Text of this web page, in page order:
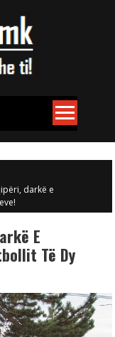
darkë e
E
Të Dy